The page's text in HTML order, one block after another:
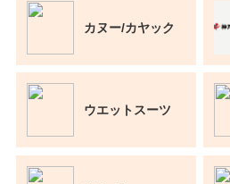
カヌー/カヤック
ウエットスーツ